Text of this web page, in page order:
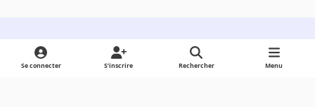
Light ModeDark ModeSystem Preference
Se connecter S’inscrire Rechercher Menu